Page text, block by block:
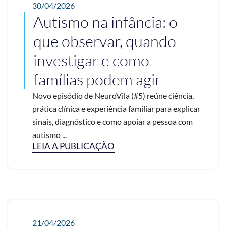
30/04/2026
Autismo na infância: o
que observar, quando
investigar e como
famílias podem agir
Novo episódio de NeuroVila (#5) reúne ciência,
prática clínica e experiência familiar para explicar
sinais, diagnóstico e como apoiar a pessoa com
autismo ...
LEIA A PUBLICAÇÃO
21/04/2026